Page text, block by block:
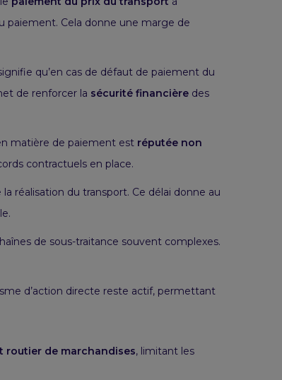
paiement. Cela donne une marge de
qu’en cas de défaut de paiement du
de renforcer la sécurité financière des
matière de paiement est réputée non
contractuels en place.
réalisation du transport. Ce délai donne au
de sous-traitance souvent complexes.
d’action directe reste actif, permettant
routier de marchandises, limitant les